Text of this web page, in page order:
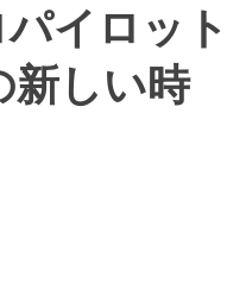
イロット
新しい時